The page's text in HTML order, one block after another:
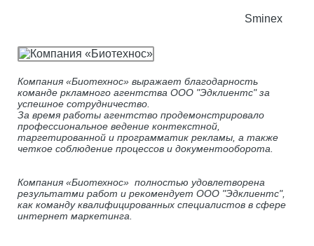
Sminex
Компания «Биотехнос» выражает благодарность
команде ркламного агентства ООО "Эдклиентс" за
успешное сотрудничество.
За время работы агентство продемонстрировало
профессиональное ведение контекстной,
таргетированной и программатик рекламы, а также
четкое соблюдение процессов и документооборота.
Компания «Биотехнос» полностью удовлетворена
результатми работ и рекомендует ООО "Эдклиентс",
как команду квалифицированных специалистов в сфере
интернет маркетинга.